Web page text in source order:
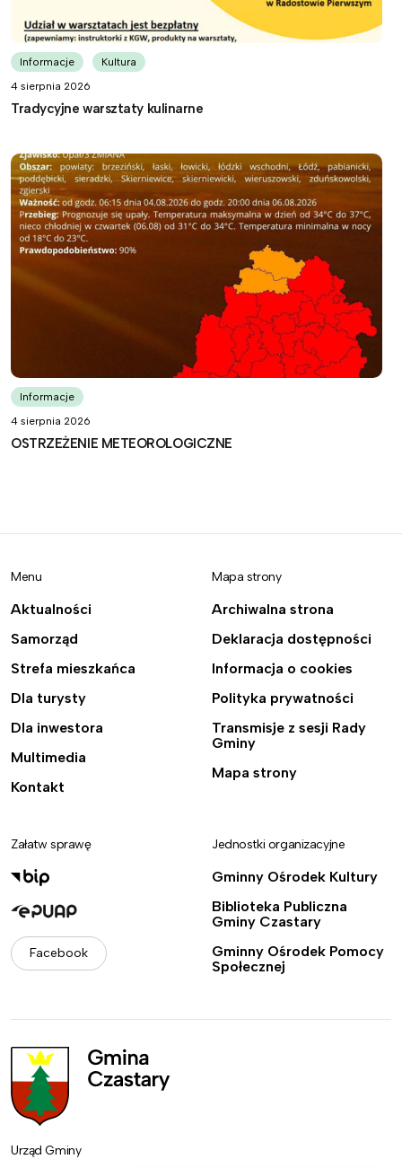
Informacje
Kultura
4 sierpnia 2026
Tradycyjne warsztaty kulinarne
Informacje
4 sierpnia 2026
OSTRZEŻENIE METEOROLOGICZNE
Menu
Aktualności
Samorząd
Strefa mieszkańca
Dla turysty
Dla inwestora
Multimedia
Kontakt
Mapa strony
Archiwalna strona
Deklaracja dostępności
Informacja o cookies
Polityka prywatności
Transmisje z sesji Rady
Gminy
Mapa strony
Załatw sprawę
Facebook
Jednostki organizacyjne
Gminny Ośrodek Kultury
Biblioteka Publiczna
Gminy Czastary
Gminny Ośrodek Pomocy
Społecznej
Urząd Gminy